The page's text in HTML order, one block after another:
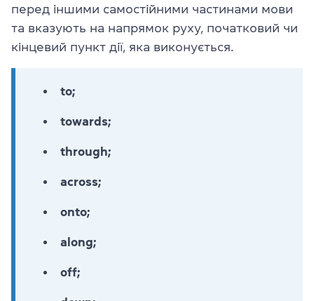
перед іншими самостійними частинами мови
та вказують на напрямок руху, початковий чи
кінцевий пункт дії, яка виконується.
to;
towards;
through;
across;
onto;
along;
off;